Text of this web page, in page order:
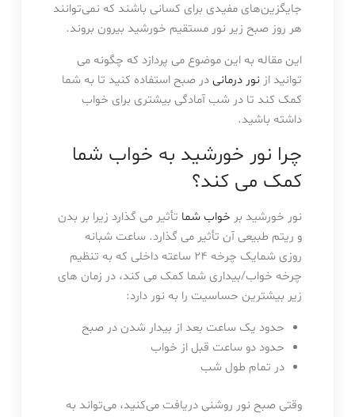
جایگزین‌های مفیدی برای کسانی باشند که نمی‌توانند
هر روز صبح زیر نور مستقیم خورشید بیرون بروند.
این مقاله به این موضوع می پردازد که چگونه می
توانید از نور درمانیدر صبح استفاده کنید تا به شما
کمک کند تا در شب آمادگی بیشتری برای خواب
داشته باشید.
چرا نور خورشید به خواب شما
کمک می کند؟
نور خورشید بر خواب شما تأثیر می گذارد زیرا بر بدن
و ریتم طبیعی آن تأثیر می گذارد. ساعت شبانه
روزی شمایک چرخه ۲۴ ساعته داخلی که به تنظیم
چرخه خواب/بیداری شما کمک می کند، در زمان های
زیر بیشترین حساسیت را به نور دارد:
حدود یک ساعت بعد از بیدار شدن در صبح
حدود دو ساعت قبل از خواب
در تمام طول شب
وقتی صبح نور روشنی دریافت می‌کنید، می‌تواند به